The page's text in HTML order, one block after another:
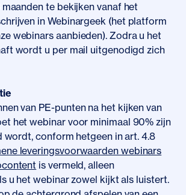
te bekijken vanaf het
in Webinargeek (het platform
webinars aanbieden). Zodra u het
wordt u per mail uitgenodigd zich
van PE-punten na het kijken van
het webinar voor minimaal 90% zijn
wordt, conform hetgeen in art. 4.8
leveringsvoorwaarden webinars
is vermeld, alleen
u het webinar zowel kijkt als luistert.